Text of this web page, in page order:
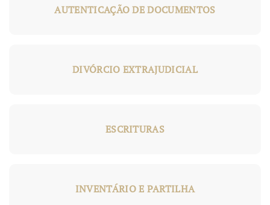
AUTENTICAÇÃO DE DOCUMENTOS
DIVÓRCIO EXTRAJUDICIAL
ESCRITURAS
INVENTÁRIO E PARTILHA